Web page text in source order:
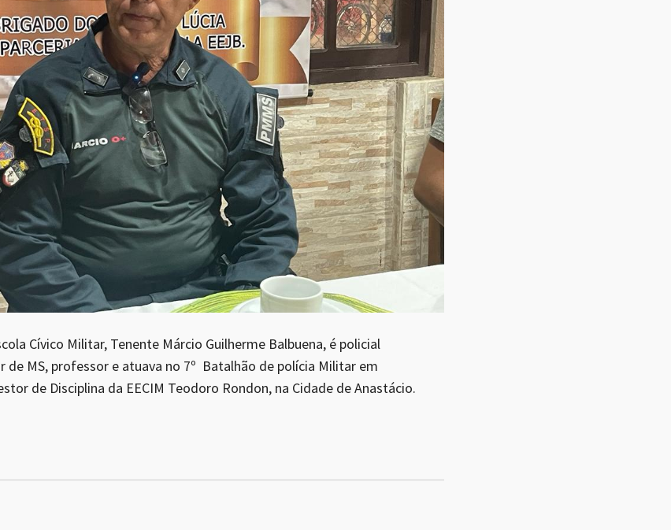
Cívico Militar, Tenente Márcio Guilherme Balbuena, é policial
MS, professor e atuava no 7º Batalhão de polícia Militar em
de Disciplina da EECIM Teodoro Rondon, na Cidade de Anastácio.